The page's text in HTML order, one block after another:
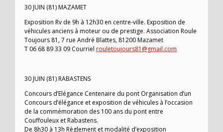
30 JUIN (81) MAZAMET
Exposition Rv de 9h à 12h30 en centre-ville. Exposition de
véhicules anciens à moteur ou de prestige. Association Roule
Toujours 81, 7 rue André Blattes, 81200 Mazamet
T 06 68 89 33 09 Courriel rouletoujours81@gmail.com
30 JUIN (81) RABASTENS
Concours d’Elégance Centenaire du pont Organisation d’un
Concours d’élégance et exposition de véhicules à l’occasion
de la commémoration des 100 ans du pont entre
Couffouleux et Rabastens.
De 8h30 à 13h Règlement et modalité d’exposition